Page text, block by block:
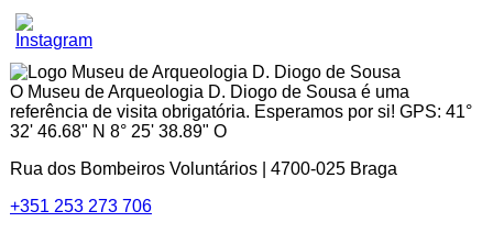
Set
Youtube
Channel
ID
O Museu de Arqueologia D. Diogo de Sousa é uma
referência de visita obrigatória. Esperamos por si! GPS: 41°
32' 46.68" N 8° 25' 38.89" O
Rua dos Bombeiros Voluntários | 4700-025 Braga
+351 253 273 706